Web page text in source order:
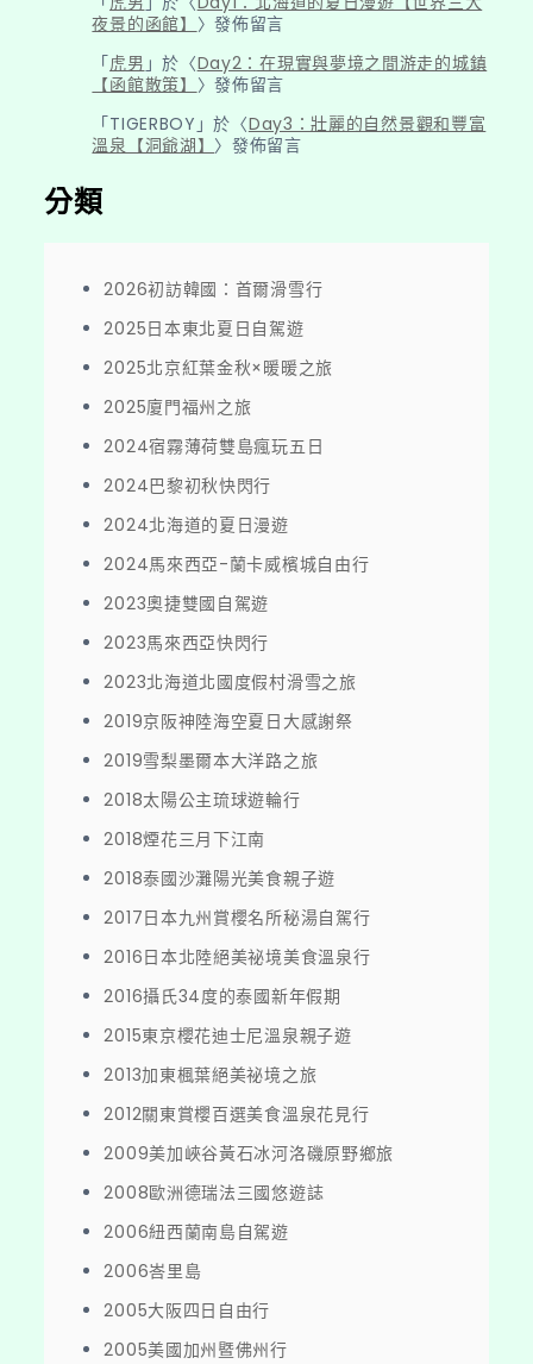
夜景的函館】 〉發佈留言
「虎男 」於〈Day2：在現實與夢境之間游走的城鎮
【函館散策】 〉發佈留言
「TIGERBOY 」於〈Day3：壯麗的自然景觀和豐富
溫泉【洞爺湖】 〉發佈留言
分類
2026初訪韓國：首爾滑雪行
2025日本東北夏日自駕遊
2025北京紅葉金秋×暖暖之旅
2025廈門福州之旅
2024宿霧薄荷雙島瘋玩五日
2024巴黎初秋快閃行
2024北海道的夏日漫遊
2024馬來西亞-蘭卡威檳城自由行
2023奧捷雙國自駕遊
2023馬來西亞快閃行
2023北海道北國度假村滑雪之旅
2019京阪神陸海空夏日大感謝祭
2019雪梨墨爾本大洋路之旅
2018太陽公主琉球遊輪行
2018煙花三月下江南
2018泰國沙灘陽光美食親子遊
2017日本九州賞櫻名所秘湯自駕行
2016日本北陸絕美祕境美食溫泉行
2016攝氏34度的泰國新年假期
2015東京櫻花迪士尼溫泉親子遊
2013加東楓葉絕美祕境之旅
2012關東賞櫻百選美食溫泉花見行
2009美加峽谷黃石冰河洛磯原野鄉旅
2008歐洲德瑞法三國悠遊誌
2006紐西蘭南島自駕遊
2006峇里島
2005大阪四日自由行
2005美國加州暨佛州行